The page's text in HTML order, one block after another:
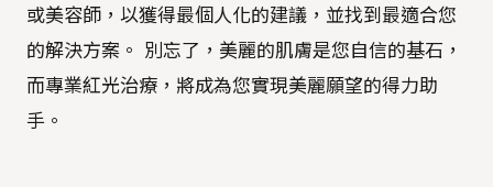
或美容師，以獲得最個人化的建議，並找到最適合您
的解決方案。 別忘了，美麗的肌膚是您自信的基石，
而專業紅光治療，將成為您實現美麗願望的得力助
手。